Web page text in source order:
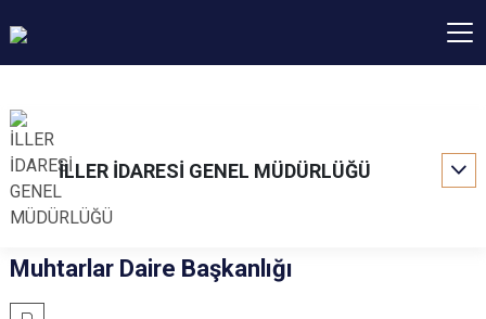
İLLER İDARESİ GENEL MÜDÜRLÜĞÜ
Muhtarlar Daire Başkanlığı